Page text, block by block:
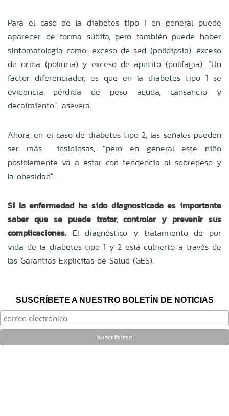
Para el caso de la diabetes tipo 1 en general puede
aparecer de forma súbita, pero también puede haber
sintomatología como: exceso de sed (polidipsia),exceso
de orina (poliuria) y exceso de apetito (polifagia). “Un
factor diferenciador, es que en la diabetes tipo 1 se
evidencia pérdida de peso aguda, cansancio y
decaimiento”, asevera.
Ahora, en el caso de diabetes tipo 2, las señales pueden
ser más insidiosas, “pero en general este niño
posiblemente va a estar con tendencia al sobrepeso y
la obesidad”.
Si la enfermedad ha sido diagnosticada es importante
saber que se puede tratar, controlar y prevenir sus
complicaciones. El diagnóstico y tratamiento de por
vida de la diabetes tipo 1 y 2 está cubierto a través de
las Garantías Explícitas de Salud (GES).
SUSCRÍBETE A NUESTRO BOLETÍN DE NOTICIAS